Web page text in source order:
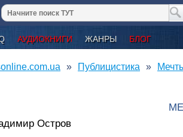
АУДИОКНИГИ ЖАНРЫ БЛОГ
Публицистика
Остров